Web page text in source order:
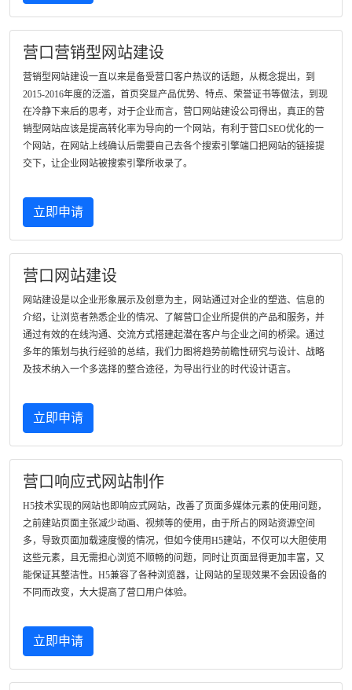
营口营销型网站建设
营销型网站建设一直以来是备受营口客户热议的话题，从概念提出，到
2015-2016年度的泛滥，首页突显产品优势、特点、荣誉证书等做法，到现
在冷静下来后的思考，对于企业而言，营口网站建设公司得出，真正的营
销型网站应该是提高转化率为导向的一个网站，有利于营口SEO优化的一
个网站，在网站上线确认后需要自己去各个搜索引擎端口把网站的链接提
交下，让企业网站被搜索引擎所收录了。
立即申请
营口网站建设
网站建设是以企业形象展示及创意为主，网站通过对企业的塑造、信息的
介绍，让浏览者熟悉企业的情况、了解营口企业所提供的产品和服务，并
通过有效的在线沟通、交流方式搭建起潜在客户与企业之间的桥梁。通过
多年的策划与执行经验的总结，我们力图将趋势前瞻性研究与设计、战略
及技术纳入一个多选择的整合途径，为导出行业的时代设计语言。
立即申请
营口响应式网站制作
H5技术实现的网站也即响应式网站，改善了页面多媒体元素的使用问题，
之前建站页面主张减少动画、视频等的使用，由于所占的网站资源空间
多，导致页面加载速度慢的情况，但如今使用H5建站，不仅可以大胆使用
这些元素，且无需担心浏览不顺畅的问题，同时让页面显得更加丰富，又
能保证其整洁性。H5兼容了各种浏览器，让网站的呈现效果不会因设备的
不同而改变，大大提高了营口用户体验。
立即申请